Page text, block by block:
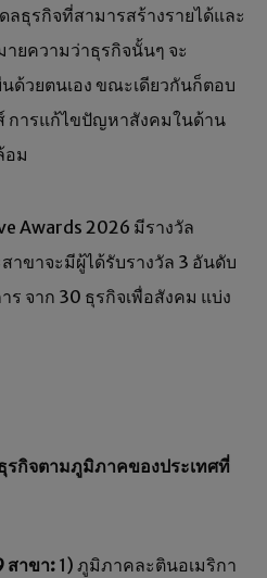
ลธุรกิจที่สามารสร้างรายได้และ
ายความว่าธุรกิจนั้นๆ จะ
ด้วยตนเอง ขณะเดียวกันก็ตอบ
การแก้ไขปัญหาสังคมในด้าน
อม
Awards 2026 มีรางวัล
าขาจะมีผู้ได้รับรางวัล 3 อันดับ
จาก 30 ธุรกิจเพื่อสังคม แบ่ง
รกิจตามภูมิภาคของประเทศที่
สาขา: 1) ภูมิภาคละตินอเมริกา